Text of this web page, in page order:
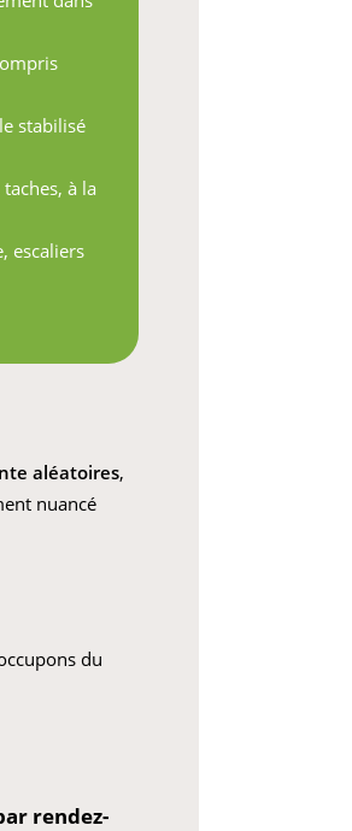
stabilisé
à la
escaliers
aléatoires,
nuancé
du
rendez-